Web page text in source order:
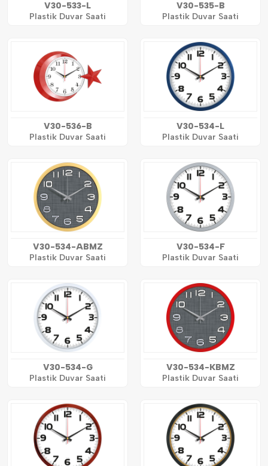
V30-533-L
Plastik Duvar Saati
V30-535-B
Plastik Duvar Saati
V30-536-B
Plastik Duvar Saati
V30-534-L
Plastik Duvar Saati
V30-534-ABMZ
Plastik Duvar Saati
V30-534-F
Plastik Duvar Saati
V30-534-G
Plastik Duvar Saati
V30-534-KBMZ
Plastik Duvar Saati